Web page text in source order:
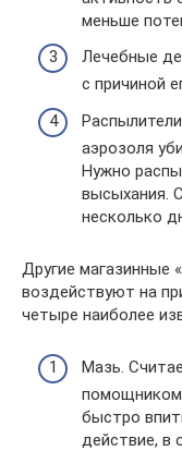
меньше
Лечебные
с причиной
аэрозоля
Нужно
высыхания.
несколько
Другие
воздействуют на
четыре наиболее
Мазь.
помощником
быстро
действие, в